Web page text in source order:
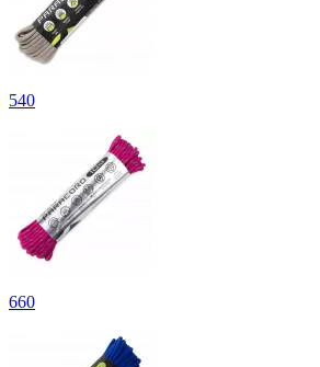
540
660